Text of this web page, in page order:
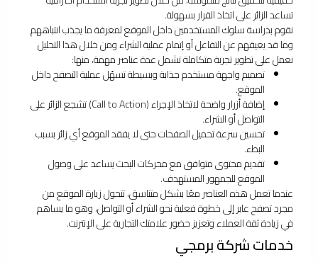
تساعد الزائر على اتخاذ القرار بسهولة.
نقوم بدراسة سلوك المستخدمين داخل الموقع لمعرفة ما يجذب انتباههم
وما قد يعيقهم عن التفاعل أو إتمام عملية الشراء ومن خلال هذا التحليل
نعمل على تطوير تجربة متكاملة تشمل عدة عناصر مهمة، منها:
تصميم واجهة مستخدم جذابة وبسيطة تسهّل عملية التصفح داخل
الموقع.
إضافة أزرار واضحة لاتخاذ الإجراء (Call to Action) تشجع الزائر على
التواصل أو الشراء.
تحسين سرعة تحميل الصفحات حتى لا يفقد الموقع أي زائر بسبب
البطء.
تقديم محتوى متوافق مع محركات البحث يساعد على وصول
الموقع للجمهور المستهدف.
عندما تعمل هذه العناصر معًا بشكل متناسق، تتحول زيارة الموقع من
مجرد تصفح عابر إلى خطوة فعلية نحو الشراء أو التواصل، وهو ما يساهم
في زيادة ثقة العملاء وتعزيز حضور علامتك التجارية على الإنترنت.
خدمات شركة برمجي